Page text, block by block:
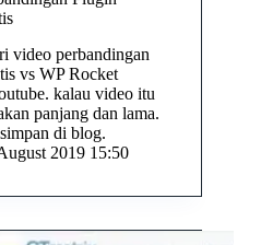
video perbandingan
vs WP Rocket
kalau video itu
panjang dan lama.
di blog.
2019 15:50